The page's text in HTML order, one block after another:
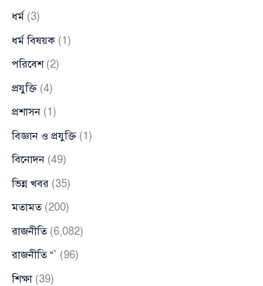
ধর্ম (3)
ধর্ম বিষয়ক (1)
পরিবেশ(2)
প্রযুক্তি (4)
প্রশাসন (1)
বিজ্ঞান ও প্রযুক্তি (1)
বিনোদন (49)
ভিন্ন খবর (35)
মতামত(200)
রাজনীতি(6,082)
রাজনীতি “` (96)
শিক্ষা (39)